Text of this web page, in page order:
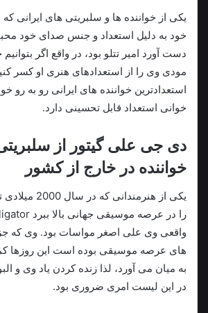
یکی از خواننده ها و سلبریتی های ایرانی که
خود به دلیل استعداد و جنس صدای خود
دست آورد امیر تتلو بود، در واقع اگر
مودی وی را از استعدادهای هنری او کسر
استعدادترین خواننده های ایرانی رو به رو
خوانی استعداد قابل تحسینی دارد.
دی جی علی گیتور از
خواننده در خارج از کشور
یکی از
واقعی وی علی اصغر مواسات بود. وی که
های عرصه موسیقی بوده است این روزها
به میان می آورد، لذا زنده کردن یاد وی و
در این لیست امری ضروری بود.